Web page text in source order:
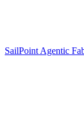
SailPoint Agentic